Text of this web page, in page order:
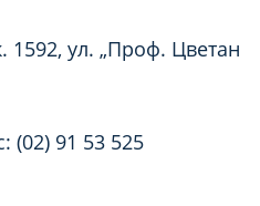
1592, ул. „Проф. Цветан
(02) 91 53 525